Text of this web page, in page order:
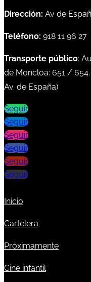
Dirección: Av de
Teléfono: 918 11 96 27
Transporte público:
de Moncloa: 651 / 654
Av. de España)
Seguir
Seguir
Seguir
Seguir
Seguir
Seguir
Inicio
Cartelera
Próximamente
Cine infantil